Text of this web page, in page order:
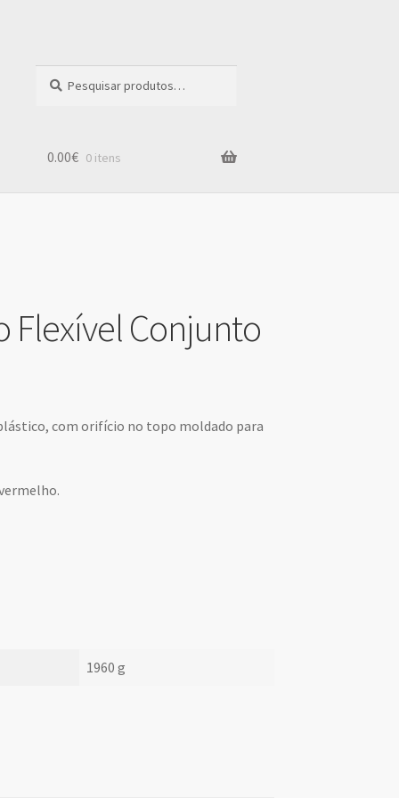
por:
0.00€ 0 itens
Flexível Conjunto
com orifício no topo moldado para
1960 g